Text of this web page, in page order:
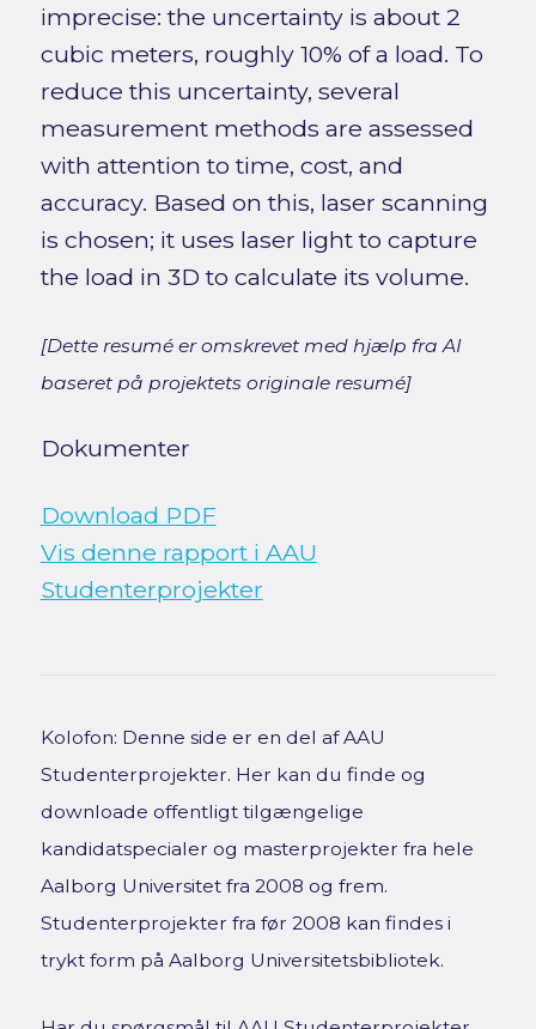
imprecise: the uncertainty is about 2
cubic meters, roughly 10% of a load. To
reduce this uncertainty, several
measurement methods are assessed
with attention to time, cost, and
accuracy. Based on this, laser scanning
is chosen; it uses laser light to capture
the load in 3D to calculate its volume.
[Dette resumé er omskrevet med hjælp fra AI
baseret på projektets originale resumé]
Dokumenter
Download PDF
Vis denne rapport i AAU
Studenterprojekter
Kolofon: Denne side er en del af AAU
Studenterprojekter. Her kan du finde og
downloade offentligt tilgængelige
kandidatspecialer og masterprojekter fra hele
Aalborg Universitet fra 2008 og frem.
Studenterprojekter fra før 2008 kan findes i
trykt form på Aalborg Universitetsbibliotek.